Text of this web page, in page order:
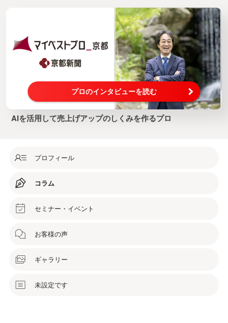
プロのインタビューを読む
AIを活用して売上げアップのしくみを作るプロ
プロフィール
コラム
セミナー・イベント
お客様の声
ギャラリー
未設定です